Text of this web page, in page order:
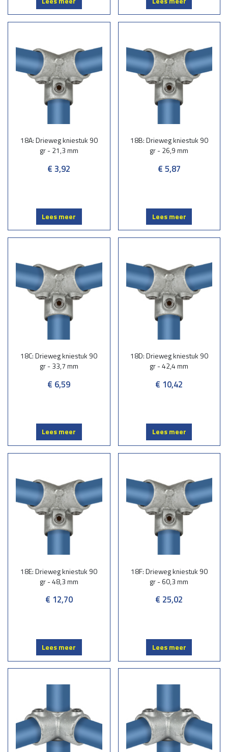
18A: Drieweg kniestuk 90
gr - 21,3 mm
€ 3,92
Lees meer
18B: Drieweg kniestuk 90
gr - 26,9 mm
€ 5,87
Lees meer
18C: Drieweg kniestuk 90
gr - 33,7 mm
€ 6,59
Lees meer
18D: Drieweg kniestuk 90
gr - 42,4 mm
€ 10,42
Lees meer
18E: Drieweg kniestuk 90
gr - 48,3 mm
€ 12,70
Lees meer
18F: Drieweg kniestuk 90
gr - 60,3 mm
€ 25,02
Lees meer